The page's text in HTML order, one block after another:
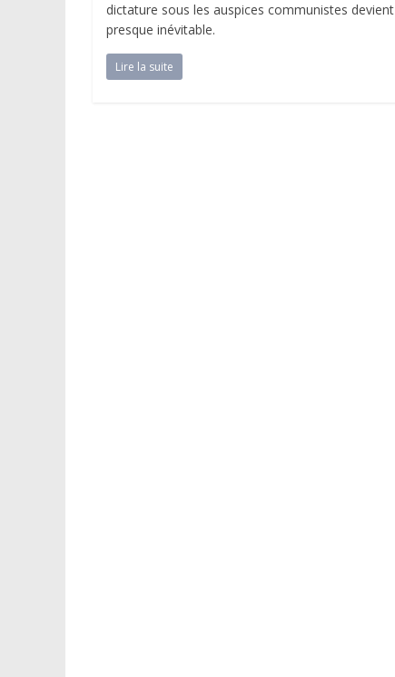
dictature sous les auspices communistes devient
presque inévitable.
Lire la suite